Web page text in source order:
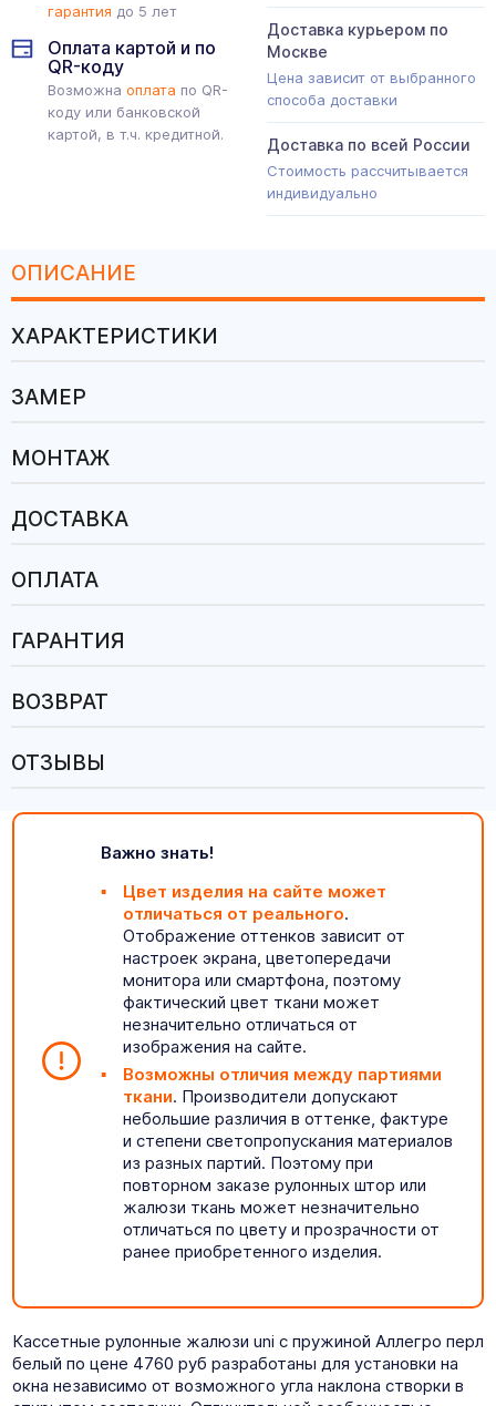
гарантия до 5 лет
Оплата картой и по
QR-коду
Возможна оплата по QR-
коду или банковской
картой, в т.ч. кредитной.
Доставка курьером по
Москве
Цена зависит от выбранного
способа доставки
Доставка по всей России
Стоимость рассчитывается
индивидуально
ОПИСАНИЕ
ХАРАКТЕРИСТИКИ
ЗАМЕР
МОНТАЖ
ДОСТАВКА
ОПЛАТА
ГАРАНТИЯ
ВОЗВРАТ
ОТЗЫВЫ
Важно знать!
Цвет изделия на сайте может
отличаться от реального.
Отображение оттенков зависит от
настроек экрана, цветопередачи
монитора или смартфона, поэтому
фактический цвет ткани может
незначительно отличаться от
изображения на сайте.
Возможны отличия между партиями
ткани. Производители допускают
небольшие различия в оттенке, фактуре
и степени светопропускания материалов
из разных партий. Поэтому при
повторном заказе рулонных штор или
жалюзи ткань может незначительно
отличаться по цвету и прозрачности от
ранее приобретенного изделия.
Кассетные рулонные жалюзи uni с пружиной Аллегро перл
белый по цене 4760 руб разработаны для установки на
окна независимо от возможного угла наклона створки в